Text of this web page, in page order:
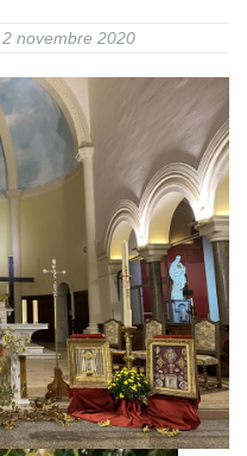
2 novembre 2020